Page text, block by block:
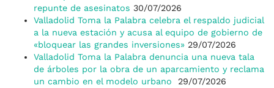
repunte de asesinatos 30/07/2026
Valladolid Toma la Palabra celebra el respaldo judicial
a la nueva estación y acusa al equipo de gobierno de
«bloquear las grandes inversiones» 29/07/2026
Valladolid Toma la Palabra denuncia una nueva tala
de árboles por la obra de un aparcamiento y reclama
un cambio en el modelo urbano
29/07/2026